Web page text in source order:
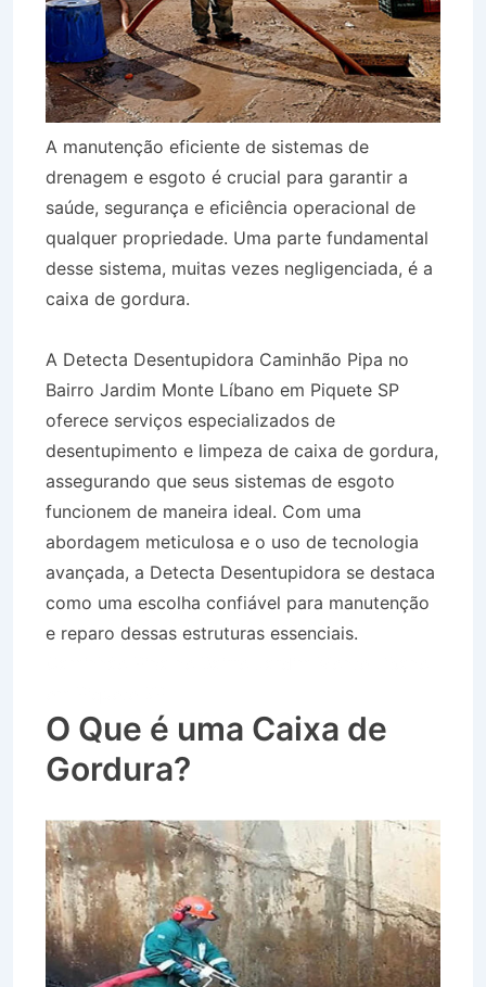
A manutenção eficiente de sistemas de
drenagem e esgoto é crucial para garantir a
saúde, segurança e eficiência operacional de
qualquer propriedade. Uma parte fundamental
desse sistema, muitas vezes negligenciada, é a
caixa de gordura.
A Detecta Desentupidora Caminhão Pipa no
Bairro Jardim Monte Líbano em Piquete SP
oferece serviços especializados de
desentupimento e limpeza de caixa de gordura,
assegurando que seus sistemas de esgoto
funcionem de maneira ideal. Com uma
abordagem meticulosa e o uso de tecnologia
avançada, a Detecta Desentupidora se destaca
como uma escolha confiável para manutenção
e reparo dessas estruturas essenciais.
O Que é uma Caixa de
Gordura?